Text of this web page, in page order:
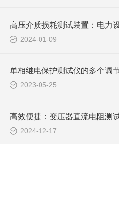
2024-01-09
2023-05-25
2024-12-17